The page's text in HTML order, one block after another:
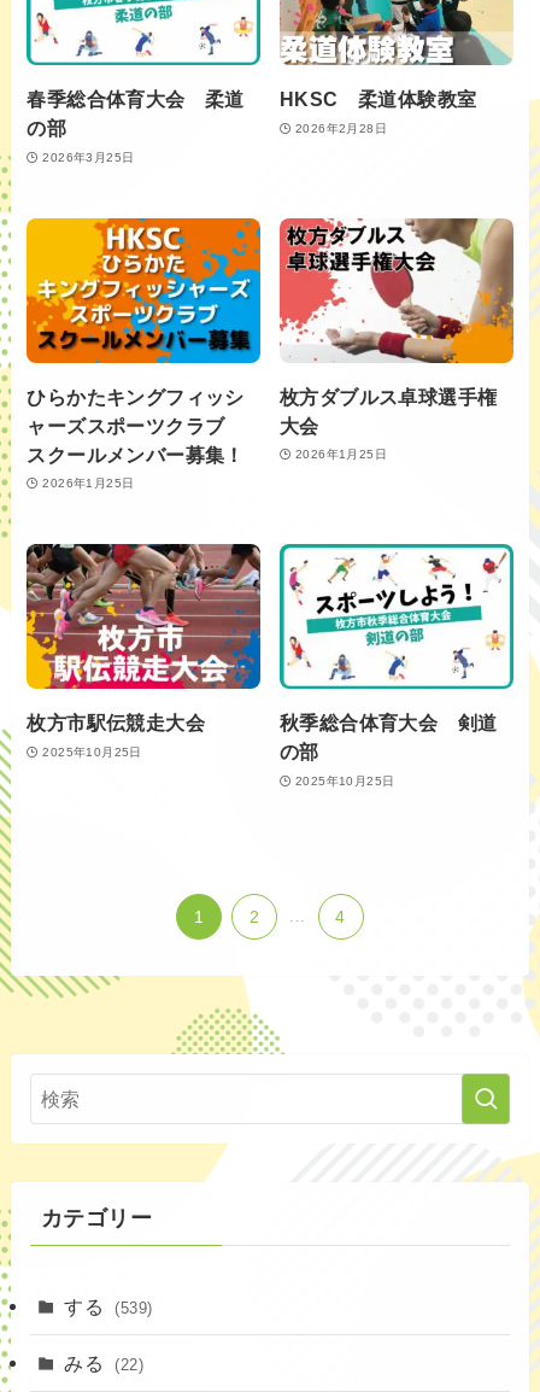
春季総合体育大会 柔道
の部
2026年3月25日
HKSC 柔道体験教室
2026年2月28日
ひらかたキングフィッシ
ャーズスポーツクラブ
スクールメンバー募集！
2026年1月25日
枚方ダブルス卓球選手権
大会
2026年1月25日
枚方市駅伝競走大会
2025年10月25日
秋季総合体育大会 剣道
の部
2025年10月25日
1 2 ... 4
カテゴリー
する (539)
みる (22)